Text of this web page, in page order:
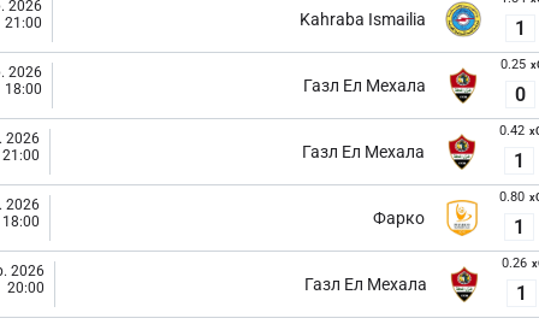
2026
21:00
Kahraba Ismailia 1
2026
18:00
Газл Ел Мехала
0.25
0
2026
21:00
Газл Ел Мехала
0.42
1
2026
18:00
Фарко
0.80
1
2026
20:00
Газл Ел Мехала
0.26
1